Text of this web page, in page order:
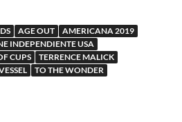
AGE OUT
AMERICANA 2019
INDEPENDIENTE USA
CUPS
TERRENCE MALICK
TO THE WONDER